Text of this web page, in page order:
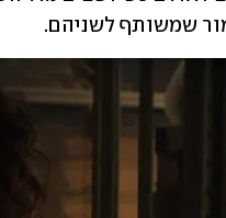
שמשותף לשניהם.